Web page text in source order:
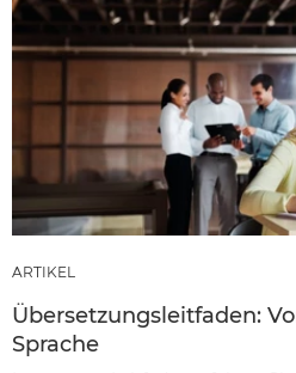
ARTIKEL
Übersetzungsleitfaden:
Sprache